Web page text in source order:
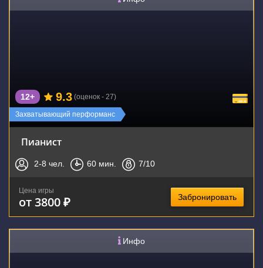
Захватывающий перформанс
12+ 9.3 (оценок - 27)
Пианист
2-8 чел. 60 мин. 7/10
Цена игры
от 3800 ₽ Забронировать
Инфо